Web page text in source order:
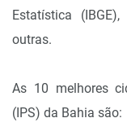
Estatística
outras.
As 10 melhores
(IPS) da Bahia são: